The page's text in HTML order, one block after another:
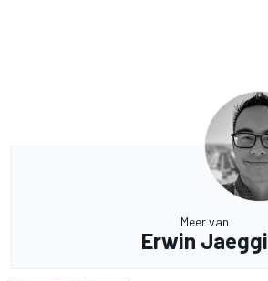
Meer van
Erwin Jaeggi